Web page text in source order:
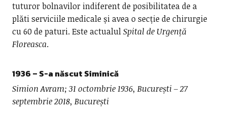
tuturor bolnavilor indiferent de posibilitatea de a
plăti serviciile medicale și avea o secție de chirurgie
cu 60 de paturi. Este actualulSpital de Urgență
Floreasca.
1936 – S-a născut Siminică
Simion Avram; 31 octombrie 1936, București – 27
septembrie 2018, București